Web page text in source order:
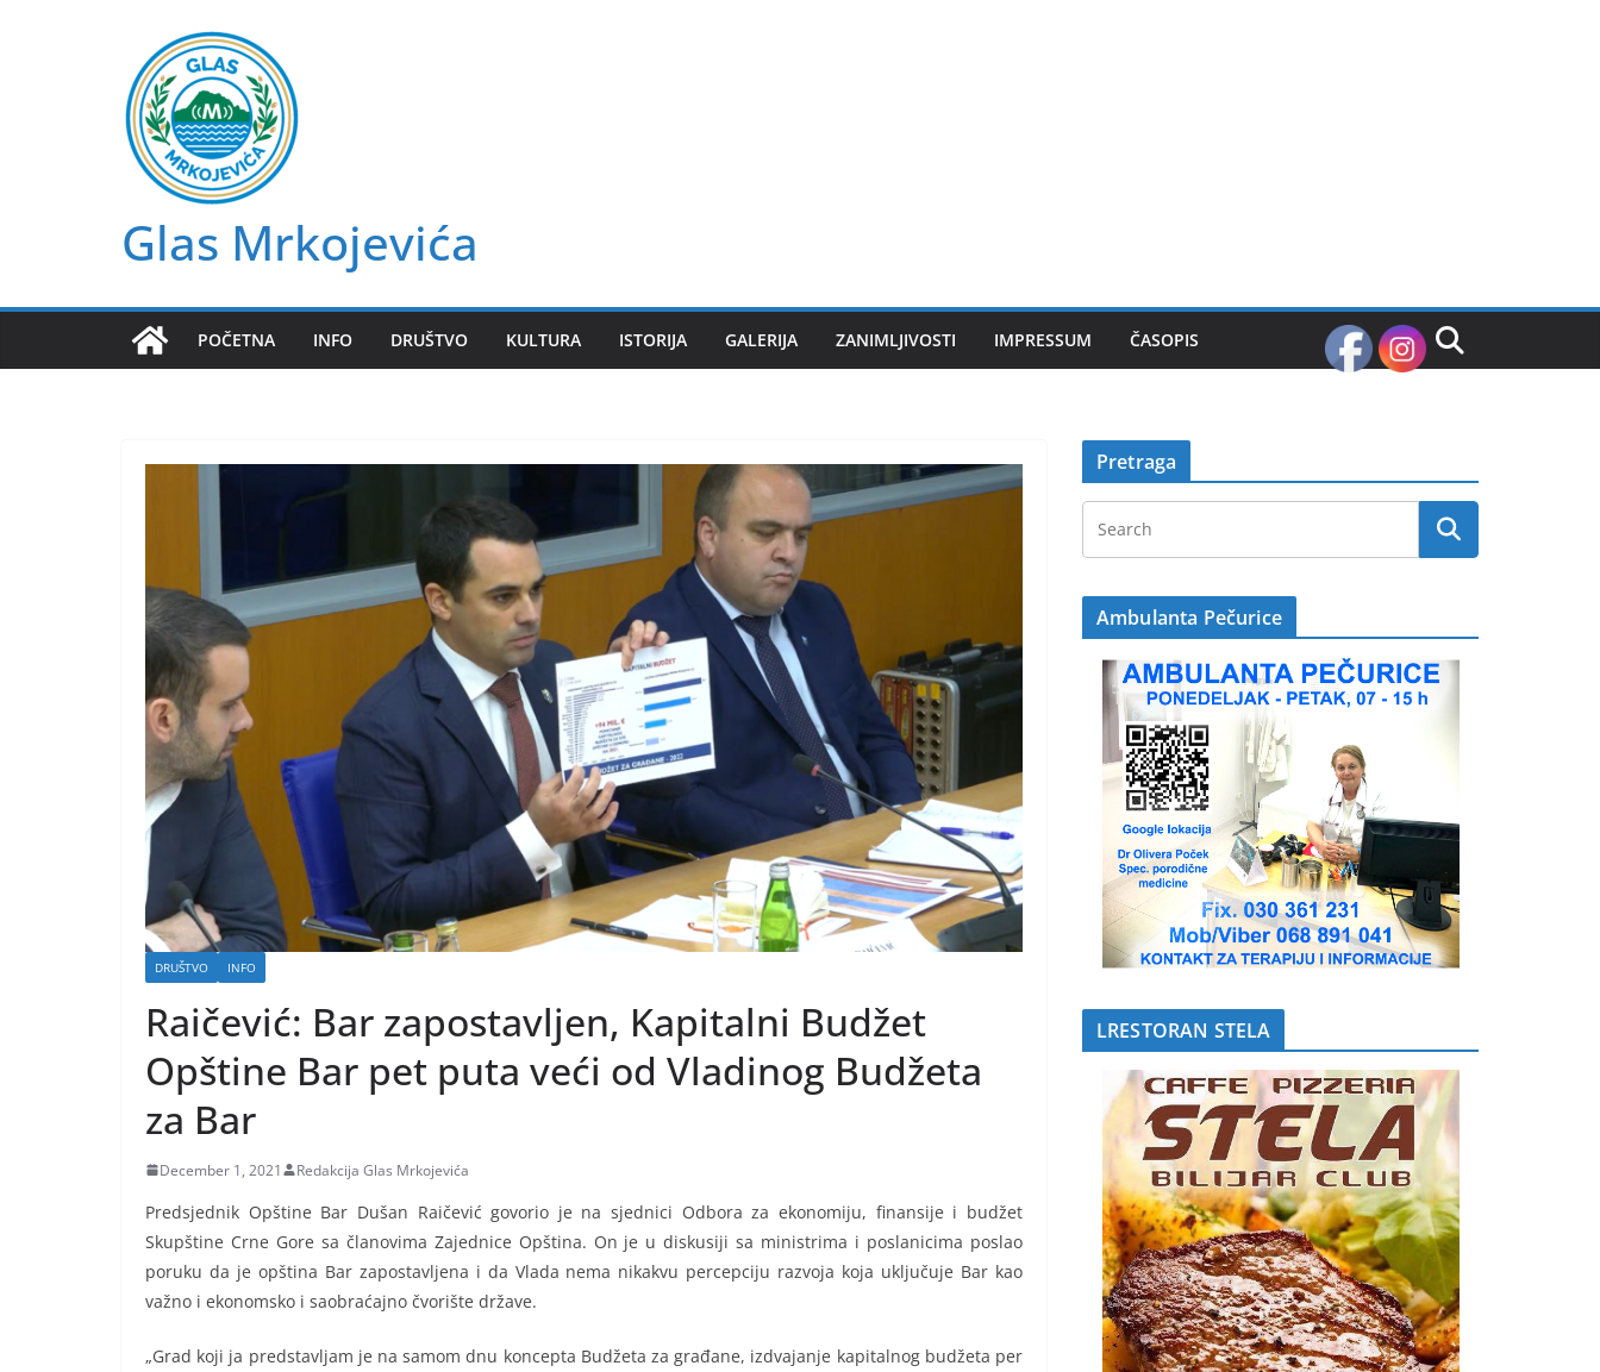
Glas Mrkojevića
POČETNA INFO DRUŠTVO KULTURA ISTORIJA GALERIJA ZANIMLJIVOSTI IMPRESSUM ČASOPIS
DRUŠTVO INFO
Raičević: Bar zapostavljen, Kapitalni Budžet
Opštine Bar pet puta veći od Vladinog Budžeta
za Bar
December 1, 2021 Redakcija Glas Mrkojevića
Predsjednik Opštine Bar Dušan Raičević govorio je na sjednici Odbora za ekonomiju, finansije i budžet
Skupštine Crne Gore sa članovima Zajednice Opština. On je u diskusiji sa ministrima i poslanicima poslao
poruku da je opština Bar zapostavljena i da Vlada nema nikakvu percepciju razvoja koja uključuje Bar kao
važno i ekonomsko i saobraćajno čvorište države.
„Grad koji ja predstavljam je na samom dnu koncepta Budžeta za građane, izdvajanje kapitalnog budžeta per
Pretraga
Ambulanta Pečurice
LRESTORAN STELA